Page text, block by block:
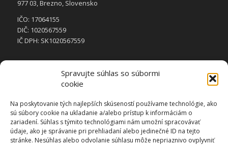
Spravujte súhlas so súbormi
cookie
Na poskytovanie tých najlepších skúseností používame technológie, ako
sú súbory cookie na ukladanie a/alebo prístup k informáciám o
zariadení. Súhlas s týmito technológiami nám umožní spracovávať
údaje, ako je správanie pri prehliadaní alebo jedinečné ID na tejto
stránke. Nesúhlas alebo odvolanie súhlasu môže nepriaznivo ovplyvniť
977 03, Brezno, Slovensko
IČO: 17064155
DIČ: 1020567559
IČ DPH: SK1020567559
STRÁNKY
Domov
Galéria
Kontakt